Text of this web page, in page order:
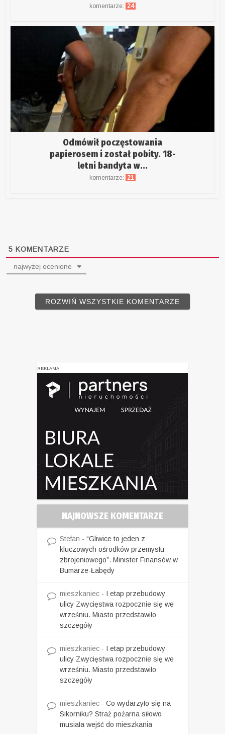
komentarze: 24
Odmówił poczęstowania
papierosem i został pobity. 18-
letni bandyta w...
komentarze: 21
5 KOMENTARZE
najwyżej ocenione
ROZWIŃ WSZYSTKIE KOMENTARZE
REKLAMA
NAJNOWSZE KOMENTARZE
Stefan - “Gliwice to jeden z
kluczowych ośrodków przemysłu
zbrojeniowego”. Minister Finansów w
Bumarze-Łabędy
mieszkaniec - I etap przebudowy
ulicy Zwycięstwa rozpocznie się we
wrześniu. Miasto przedstawiło
szczegóły
mieszkaniec - I etap przebudowy
ulicy Zwycięstwa rozpocznie się we
wrześniu. Miasto przedstawiło
szczegóły
mieszkaniec - Co wydarzyło się na
Sikorniku? Straż pożarna siłowo
musiała wejść do mieszkania